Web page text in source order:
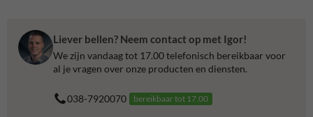
Liever bellen? Neem contact op met Igor!
We zijn vandaag tot 17.00 telefonisch bereikbaar voor
al je vragen over onze producten en diensten.
038-7920070 bereikbaar tot 17.00